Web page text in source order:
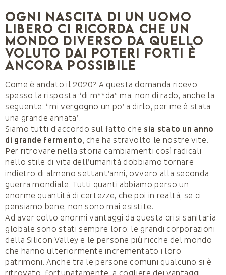
Ogni nascita di un uomo
libero ci ricorda che un
mondo diverso da quello
voluto dai poteri forti è
ancora possibile
Come è andato il 2020? A questa domanda ricevo
spesso la risposta “di m**da” ma, non di rado, anche la
seguente: “mi vergogno un po’ a dirlo, per me è stata
una grande annata”.
Siamo tutti d’accordo sul fatto che sia stato un anno
di grande fermento, che ha stravolto le nostre vite.
Per ritrovare nella storia cambiamenti così radicali
nello stile di vita dell’umanità dobbiamo tornare
indietro di almeno settant’anni, ovvero alla seconda
guerra mondiale. Tutti quanti abbiamo perso un
enorme quantità di certezze, che poi in realtà, se ci
pensiamo bene, non sono mai esistite.
Ad aver colto enormi vantaggi da questa crisi sanitaria
globale sono stati sempre loro: le grandi corporazioni
della Silicon Valley e le persone più ricche del mondo
che hanno ulteriormente incrementato i loro
patrimoni. Anche tra le persone comuni qualcuno si è